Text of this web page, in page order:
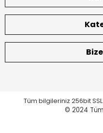
Tüm bilgileriniz 256bit
© 2024